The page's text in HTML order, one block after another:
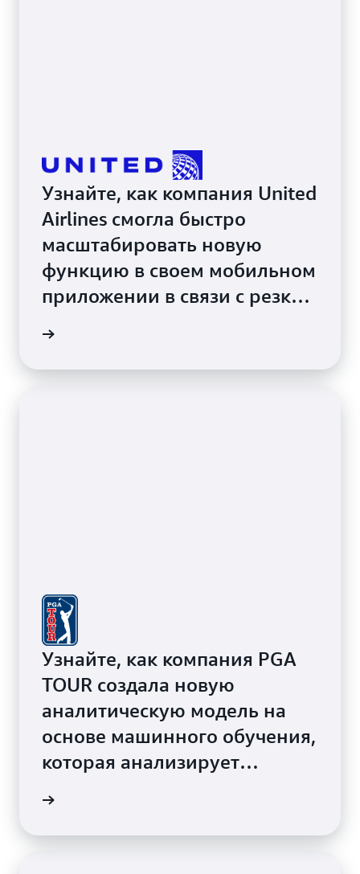
Узнайте, как компания United
Airlines смогла быстро
масштабировать новую
функцию в своем мобильном
приложении в связи с резким
Amazon ECS и AWS Fargate.
Узнайте, как компания PGA
TOUR создала новую
аналитическую модель на
основе машинного обучения,
которая анализирует
помощью Amazon ECS и AWS